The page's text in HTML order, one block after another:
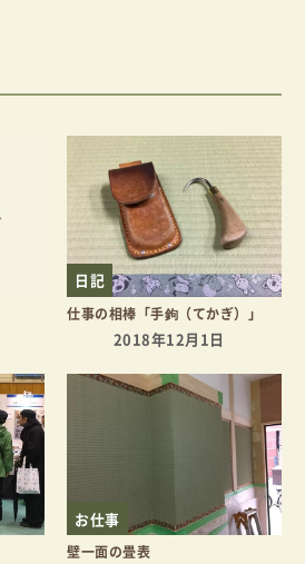
日記
仕事の相棒「手鉤（てかぎ）」
2018年12月1日
お仕事
壁一面の畳表